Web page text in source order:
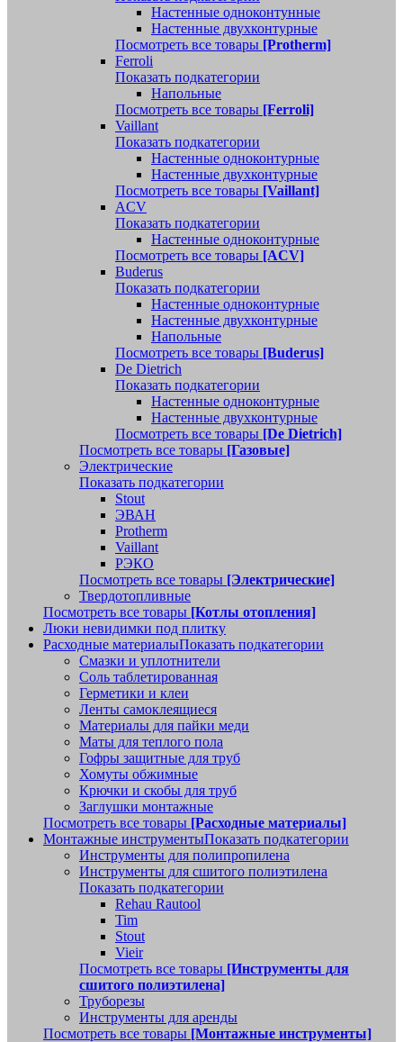
Настенные одноконтунные
Настенные двухконтурные
Посмотреть все товары [Protherm]
Ferroli
Показать подкатегории
Напольные
Посмотреть все товары [Ferroli]
Vaillant
Показать подкатегории
Настенные одноконтурные
Настенные двухконтурные
Посмотреть все товары [Vaillant]
ACV
Показать подкатегории
Настенные одноконтурные
Посмотреть все товары [ACV]
Buderus
Показать подкатегории
Настенные одноконтурные
Настенные двухконтурные
Напольные
Посмотреть все товары [Buderus]
De Dietrich
Показать подкатегории
Настенные одноконтурные
Настенные двухконтурные
Посмотреть все товары [De Dietrich]
Посмотреть все товары [Газовые]
Электрические
Показать подкатегории
Stout
ЭВАН
Protherm
Vaillant
РЭКО
Посмотреть все товары [Электрические]
Твердотопливные
Посмотреть все товары [Котлы отопления]
Люки невидимки под плитку
Расходные материалыПоказать подкатегории
Смазки и уплотнители
Соль таблетированная
Герметики и клеи
Ленты самоклеящиеся
Материалы для пайки меди
Маты для теплого пола
Гофры защитные для труб
Хомуты обжимные
Крючки и скобы для труб
Заглушки монтажные
Посмотреть все товары [Расходные материалы]
Монтажные инструментыПоказать подкатегории
Инструменты для полипропилена
Инструменты для сшитого полиэтилена
Показать подкатегории
Rehau Rautool
Tim
Stout
Vieir
Посмотреть все товары [Инструменты для
сшитого полиэтилена]
Труборезы
Инструменты для аренды
Посмотреть все товары [Монтажные инструменты]